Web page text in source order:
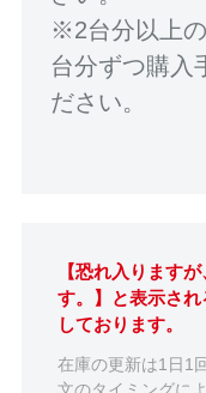
※2台分以上
台分ずつ購入
ださい。
【恐れ入ります
す。】と表示さ
しております。
在庫の更新は1日1